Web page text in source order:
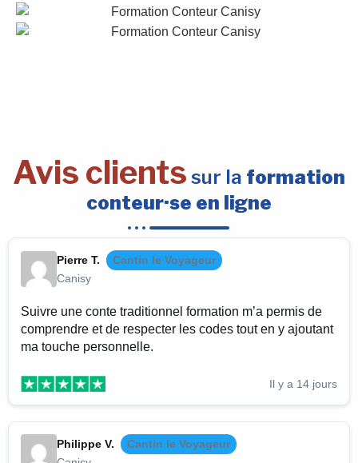
Avis clients sur la formation
conteur·se en ligne
Pierre T.
Cantin le Voyageur
Canisy
Suivre une conte traditionnel formation m’a permis de
comprendre et de respecter les codes tout en y ajoutant
ma touche personnelle.
Il y a 14 jours
Philippe V.
Cantin le Voyageur